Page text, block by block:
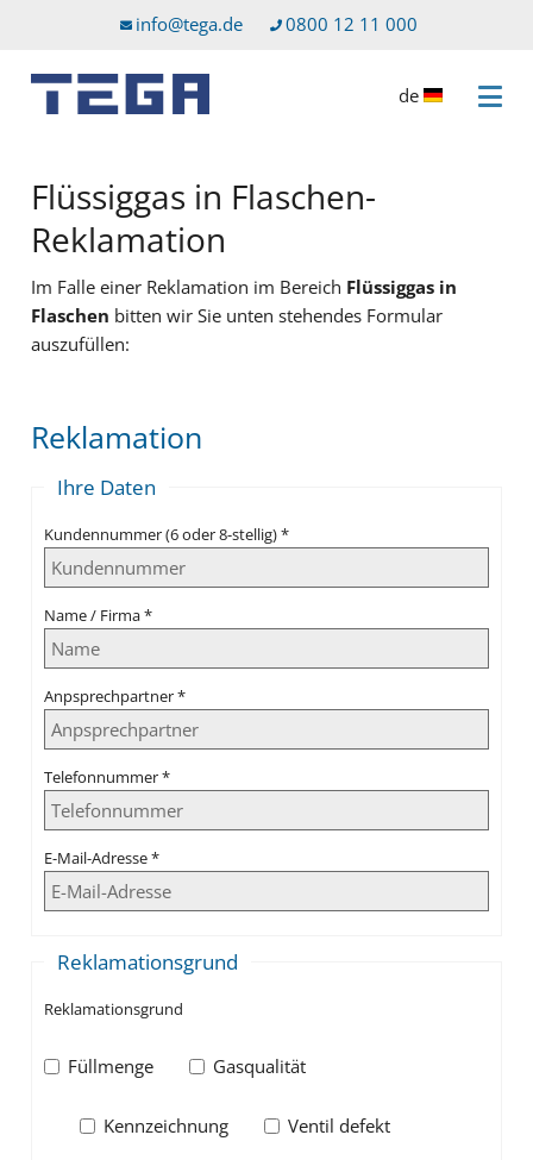
zum Servicemenüinfo@tega.de 0800 12 11 000
Menü
de
Flüssiggas in Flaschen-
Reklamation
Im Falle einer Reklamation im Bereich Flüssiggas in
Flaschen bitten wir Sie unten stehendes Formular
auszufüllen:
Reklamation
Ihre Daten
Kundennummer (6 oder 8-stellig)*
Name / Firma*
Anpsprechpartner*
Telefonnummer*
E-Mail-Adresse*
Reklamationsgrund
Reklamationsgrund
Füllmenge Gasqualität
Kennzeichnung Ventil defekt